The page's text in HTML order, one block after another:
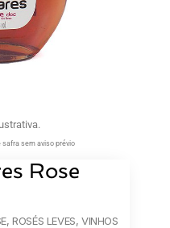
sem aviso prévio
Rose
, ROSÉS LEVES,VINHOS